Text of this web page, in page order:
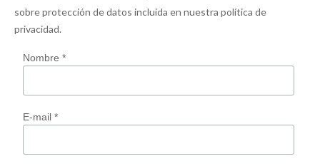
sobre protección de datos incluida en nuestra política de
privacidad.
Nombre *
E-mail *